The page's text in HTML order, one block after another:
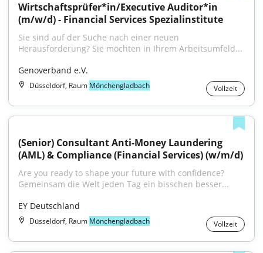
Wirtschaftsprüfer*in/Executive Auditor*in
(m/w/d) - Financial Services Spezialinstitute
Sie sind auf der Suche nach einer neuen
Herausforderung? Sie möchten in Ihrem Arbeitsumfeld...
Genoverband e.V.
Düsseldorf, Raum Mönchengladbach Vollzeit
(Senior) Consultant Anti-Money Laundering
(AML) & Compliance (Financial Services) (w/m/d)
Are you ready to shape your future with confidence?
Gemeinsam die Welt jeden Tag ein bisschen besser...
EY Deutschland
Düsseldorf, Raum Mönchengladbach Vollzeit